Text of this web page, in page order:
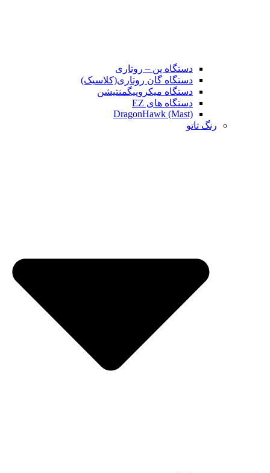
دستگاه پن – روتاری
دستگاه گان روتاری(کلاسیک)
دستگاه میکروپیگمنتیشن
دستگاه های EZ
DragonHawk (Mast)
رنگ تاتو